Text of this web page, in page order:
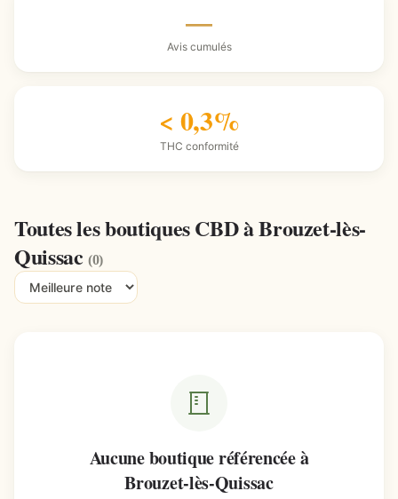
—
Avis cumulés
< 0,3%
THC conformité
Toutes les boutiques CBD à Brouzet-lès-
Quissac(0)
Aucune boutique référencée à
Brouzet-lès-Quissac